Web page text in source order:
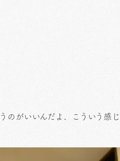
のがいいんだよ、こういう感